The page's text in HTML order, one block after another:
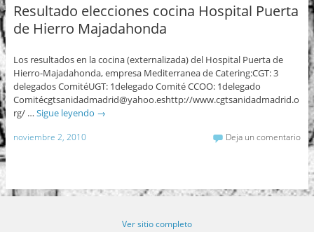
Resultado elecciones cocina Hospital Puerta
de Hierro Majadahonda
Los resultados en la cocina (externalizada) del Hospital Puerta de
Hierro-Majadahonda, empresa Mediterranea de Catering:CGT: 3
delegados ComitéUGT: 1delegado Comité CCOO: 1delegado
Comitécgtsanidadmadrid@yahoo.eshttp://www.cgtsanidadmadrid.o
rg/ … Sigue leyendo →
noviembre 2, 2010 Deja un comentario
Ver sitio completo